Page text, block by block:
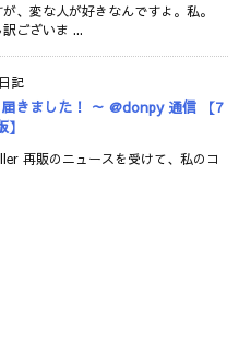
、変な人が好きなんですよ。私。
ございま ...
記
きました！ ～ @donpy 通信 【7
再販のニュースを受けて、私のコ